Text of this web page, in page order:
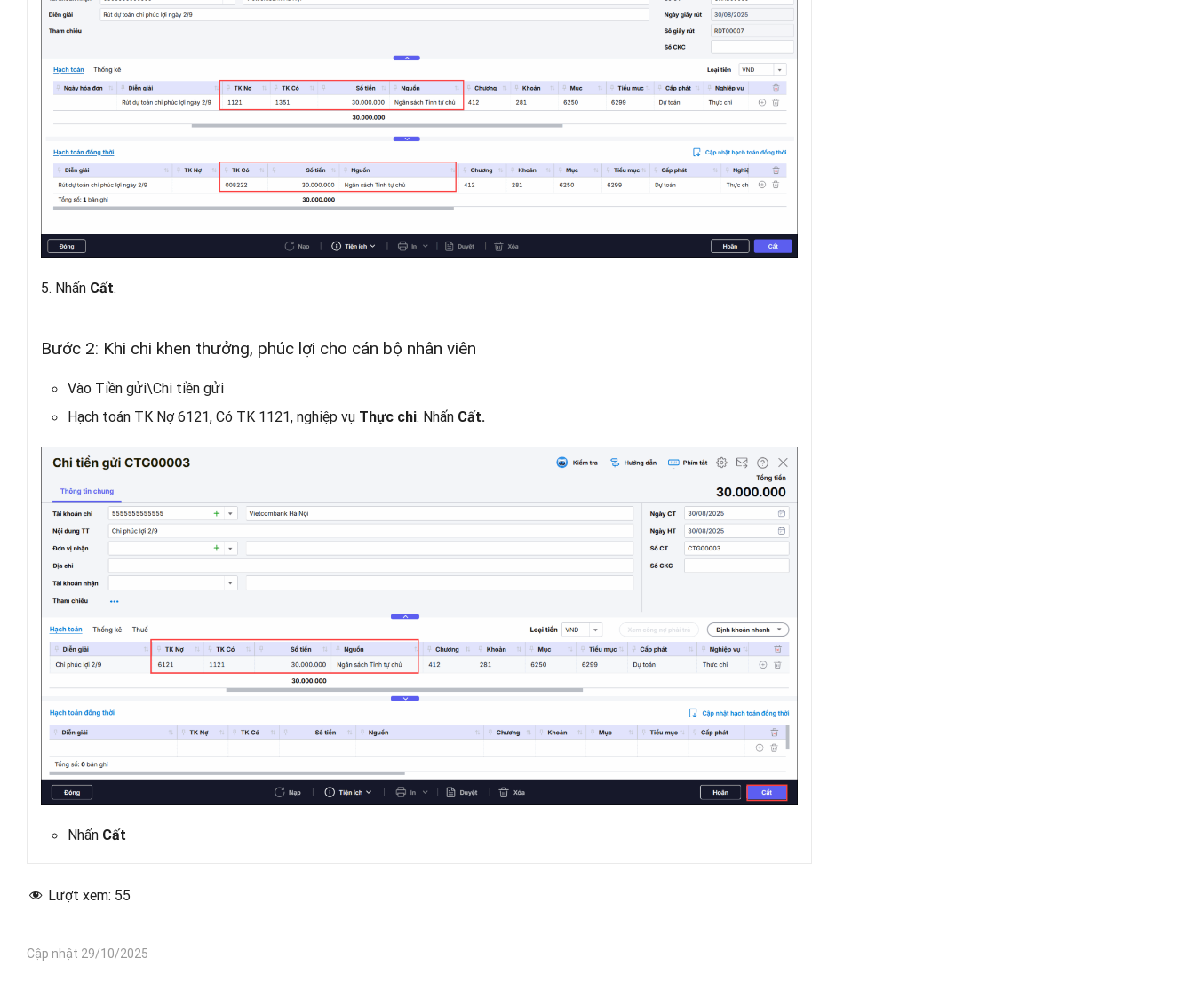
5. Nhấn Cất.
Bước 2: Khi chi khen thưởng, phúc lợi cho cán bộ nhân viên
Vào Tiền gửi\Chi tiền gửi
Hạch toán TK Nợ 6121, Có TK 1121, nghiệp vụ Thực chi. Nhấn Cất.
Nhấn Cất
Lượt xem: 55
Cập nhật 29/10/2025